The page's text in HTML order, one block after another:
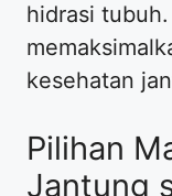
hidrasi
kesehatan
Pilihan
Jantung